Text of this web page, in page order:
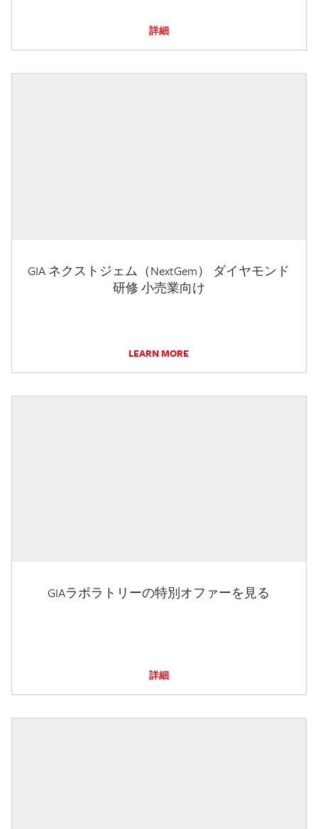
詳細
GIA ネクストジェム（NextGem） ダイヤモンド
研修 小売業向け
LEARN MORE
GIAラボラトリーの特別オファーを見る
詳細